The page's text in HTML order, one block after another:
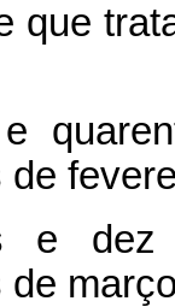
que
de
e dez
de